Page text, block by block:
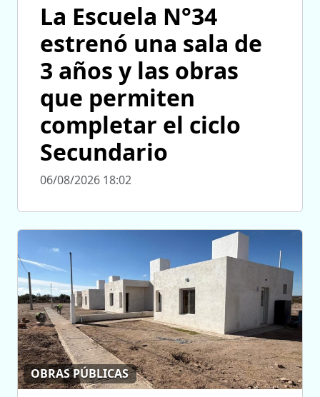
La Escuela N°34
estrenó una sala de
3 años y las obras
que permiten
completar el ciclo
Secundario
06/08/2026 18:02
OBRAS PÚBLICAS